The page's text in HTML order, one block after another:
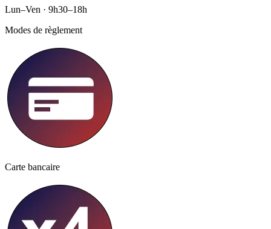
Lun–Ven · 9h30–18h
Modes de règlement
Carte bancaire